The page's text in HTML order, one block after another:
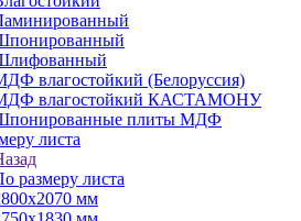
влагостойкий (Белоруссия)
влагостойкий КАСТАМОНУ
плиты МДФ
листа
размеру листа
мм